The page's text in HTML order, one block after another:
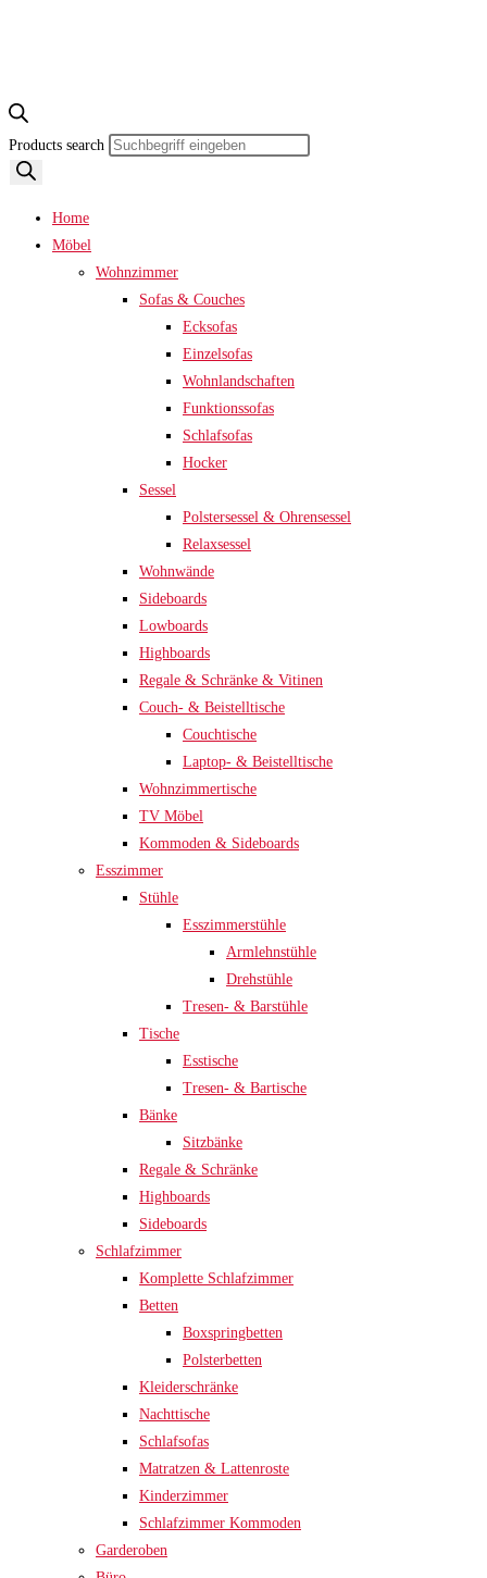
Products search
Home
Möbel
Wohnzimmer
Sofas & Couches
Ecksofas
Einzelsofas
Wohnlandschaften
Funktionssofas
Schlafsofas
Hocker
Sessel
Polstersessel & Ohrensessel
Relaxsessel
Wohnwände
Sideboards
Lowboards
Highboards
Regale & Schränke & Vitinen
Couch- & Beistelltische
Couchtische
Laptop- & Beistelltische
Wohnzimmertische
TV Möbel
Kommoden & Sideboards
Esszimmer
Stühle
Esszimmerstühle
Armlehnstühle
Drehstühle
Tresen- & Barstühle
Tische
Esstische
Tresen- & Bartische
Bänke
Sitzbänke
Regale & Schränke
Highboards
Sideboards
Schlafzimmer
Komplette Schlafzimmer
Betten
Boxspringbetten
Polsterbetten
Kleiderschränke
Nachttische
Schlafsofas
Matratzen & Lattenroste
Kinderzimmer
Schlafzimmer Kommoden
Garderoben